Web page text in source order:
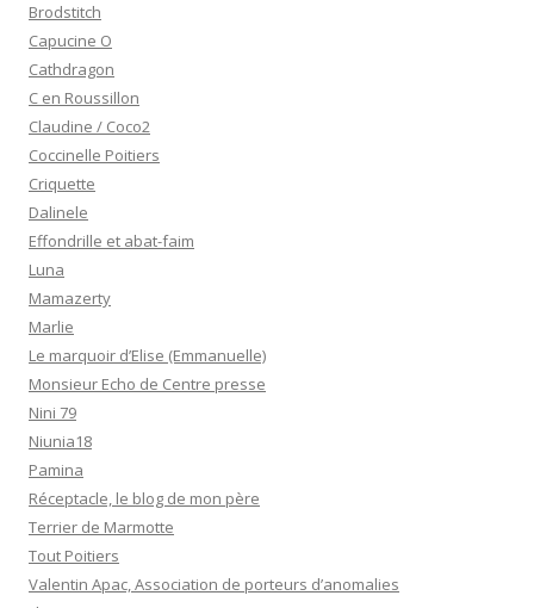
Brodstitch
Capucine O
Cathdragon
C en Roussillon
Claudine / Coco2
Coccinelle Poitiers
Criquette
Dalinele
Effondrille et abat-faim
Luna
Mamazerty
Marlie
Le marquoir d’Elise (Emmanuelle)
Monsieur Echo de Centre presse
Nini 79
Niunia18
Pamina
Réceptacle, le blog de mon père
Terrier de Marmotte
Tout Poitiers
Valentin Apac, Association de porteurs d’anomalies